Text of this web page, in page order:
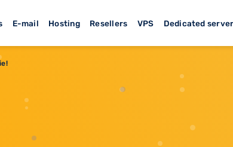
E-mail Hosting Resellers VPS Dedicated server